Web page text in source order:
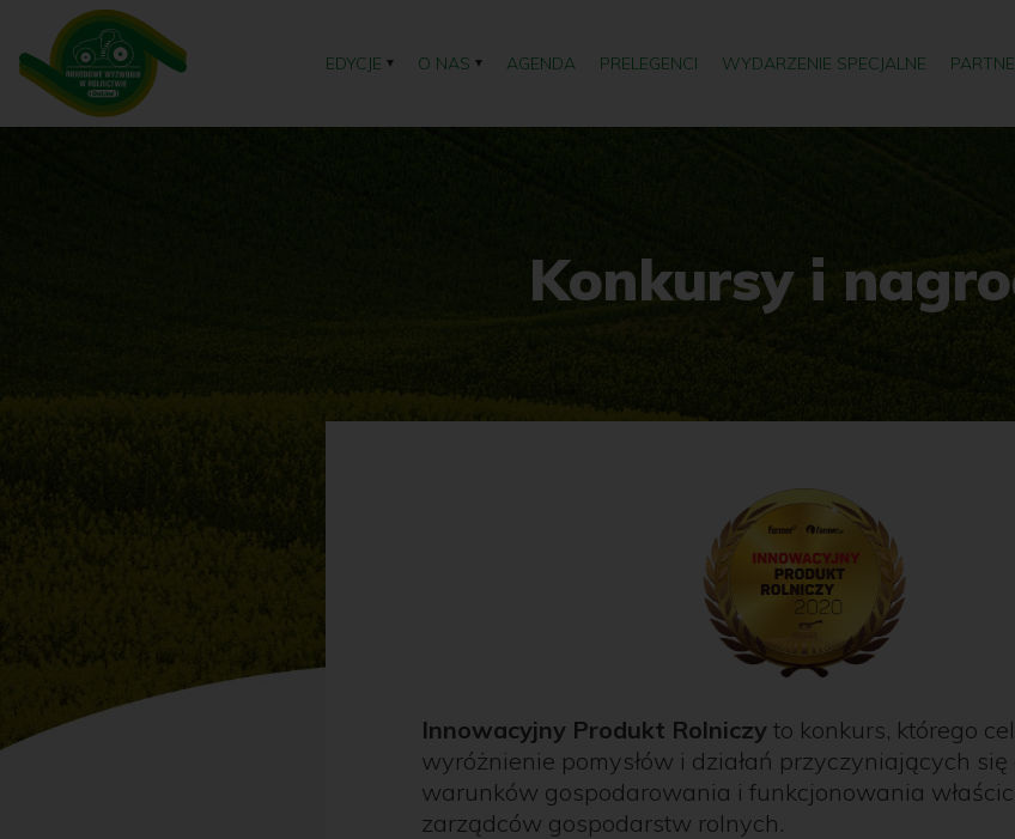
EDYCJE O NAS AGENDA PRELEGENCI WYDARZENIE SPECJALNE
Konkursy i
Innowacyjny Produkt Rolniczy to konkurs, którego
wyróżnienie pomysłów i działań przyczyniających
warunków gospodarowania i funkcjonowania
zarządców gospodarstw rolnych.